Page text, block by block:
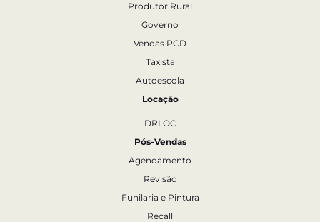
Produtor Rural
Governo
Vendas PCD
Taxista
Autoescola
Locação
DRLOC
Pós-Vendas
Agendamento
Revisão
Funilaria e Pintura
Recall